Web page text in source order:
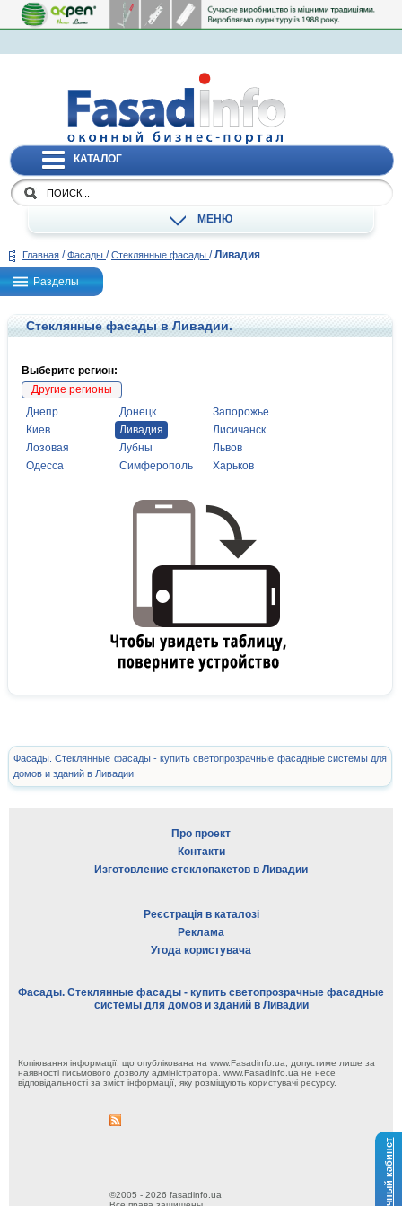
Личный кабинет
КАТАЛОГ
МЕНЮ
Главная / Фасады / Стеклянные фасады / Ливадия
Разделы
Стеклянные фасады в Ливадии.
Выберите регион:
Другие регионы
Днепр
Донецк
Запорожье
Киев
Ливадия
Лисичанск
Лозовая
Лубны
Львов
Одесса
Симферополь Харьков
Фасады. Стеклянные фасады - купить светопрозрачные фасадные системы для
домов и зданий в Ливадии
Про проект
Контакти
Изготовление стеклопакетов в Ливадии
Реєстрація в каталозі
Реклама
Угода користувача
Фасады. Стеклянные фасады - купить светопрозрачные фасадные
системы для домов и зданий в Ливадии
Копіювання інформації, що опублікована на www.Fasadinfo.ua, допустиме лише за
наявності письмового дозволу адміністратора. www.Fasadinfo.ua не несе
відповідальності за зміст інформації, яку розміщують користувачі ресурсу.
©2005 - 2026 fasadinfo.ua